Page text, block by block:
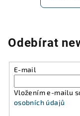
Odebírat
E-mail
Vložením e-mailu
osobních údajů